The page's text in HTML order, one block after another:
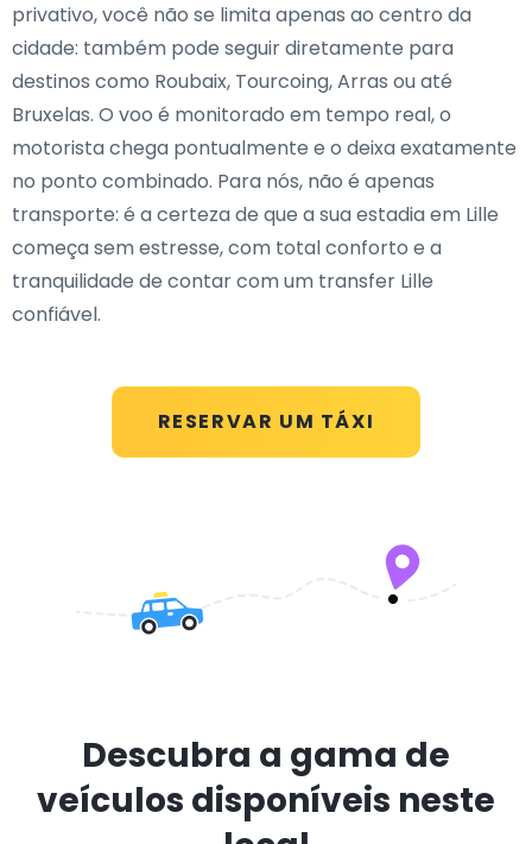
RESERVAR UM TÁXI
privativo, você não se limita apenas ao centro da
cidade: também pode seguir diretamente para
destinos como Roubaix, Tourcoing, Arras ou até
Bruxelas. O voo é monitorado em tempo real, o
motorista chega pontualmente e o deixa exatamente
no ponto combinado. Para nós, não é apenas
transporte: é a certeza de que a sua estadia em Lille
começa sem estresse, com total conforto e a
tranquilidade de contar com um transfer Lille
confiável.
Descubra a gama de
veículos disponíveis neste